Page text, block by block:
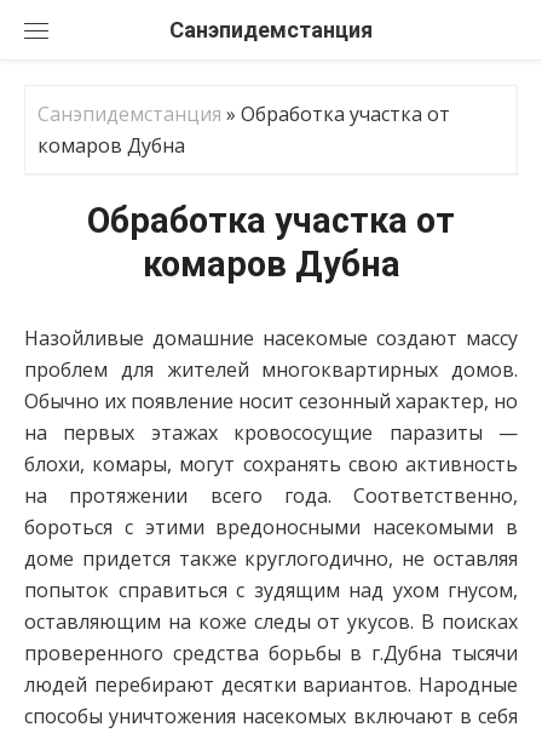
Санэпидемстанция
Санэпидемстанция » Обработка участка от
комаров Дубна
Обработка участка от
комаров Дубна
Назойливые домашние насекомые создают массу
проблем для жителей многоквартирных домов.
Обычно их появление носит сезонный характер, но
на первых этажах кровососущие паразиты —
блохи, комары, могут сохранять свою активность
на протяжении всего года. Соответственно,
бороться с этими вредоносными насекомыми в
доме придется также круглогодично, не оставляя
попыток справиться с зудящим над ухом гнусом,
оставляющим на коже следы от укусов. В поисках
проверенного средства борьбы в г.Дубна тысячи
людей перебирают десятки вариантов. Народные
способы уничтожения насекомых включают в себя